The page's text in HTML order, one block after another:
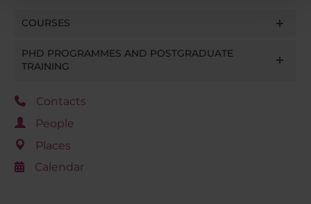
pubblicità e social media, i quali potrebbero combinarle
con altre informazioni che hai fornito loro o che hanno
COURSES
PHD PROGRAMMES AND POSTGRADUATE
TRAINING
Contacts
People
Places
Calendar